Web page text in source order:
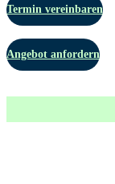
Termin vereinbaren
Angebot anfordern